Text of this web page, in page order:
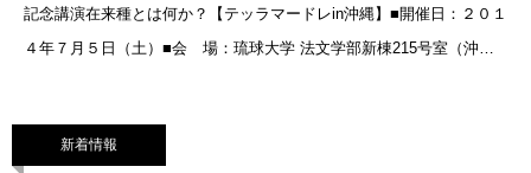
記念講演在来種とは何か？【テッラマードレin沖縄】■開催日：２０１
４年７月５日（土）■会 場：琉球大学 法文学部新棟215号室（沖縄
新着情報